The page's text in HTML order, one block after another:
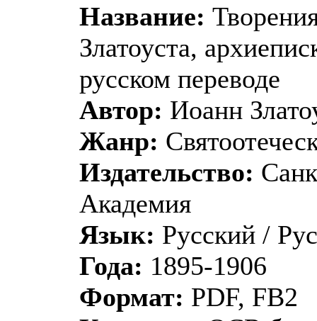
Название:
Златоуста,
русском переводе
Автор: Иоанн
Жанр:
Издательство:
Академия
Язык: Русский /
Года: 1895-1906
Формат: PDF, FB2